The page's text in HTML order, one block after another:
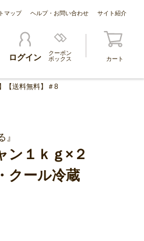
マップ ヘルプ・お問い合わせ サイト紹介
ログイン
クーポン
ボックス
カート
【送料無料】＃8
ン１ｋｇ×２
クール冷蔵